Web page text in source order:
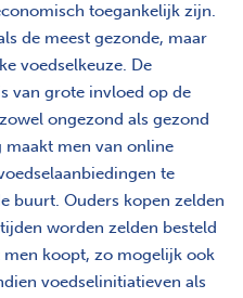
toegankelijk zijn.
de meest gezonde, maar
voedselkeuze. De
van grote invloed op de
ongezond als gezond
men van online
te
buurt. Ouders kopen zelden
worden zelden besteld
koopt, zo mogelijk ook
voedselinitiatieven als